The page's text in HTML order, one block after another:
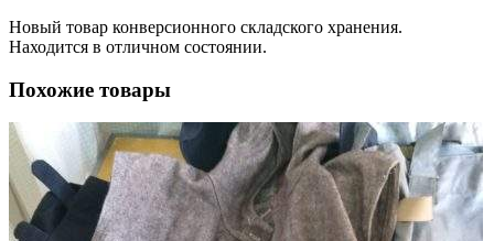
Новый товар конверсионного складского хранения.
Находится в отличном состоянии.
Похожие товары